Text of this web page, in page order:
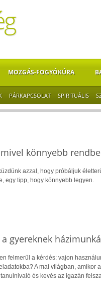
MOZGÁS-FOGYÓKÚRA
PÁRKAPCSOLAT SPIRITUÁLIS
könnyebb
azzal, hogy próbáljuk
egy tipp, hogy könnyebb legyen.
gyereknek
felmerül a kérdés: vajon
A mai világban, amikor
és kevés az igazán